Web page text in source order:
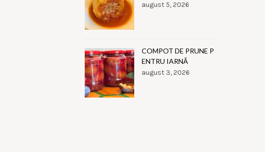
august 5, 2026
COMPOT DE PRUNE P
ENTRU IARNĂ
august 3, 2026